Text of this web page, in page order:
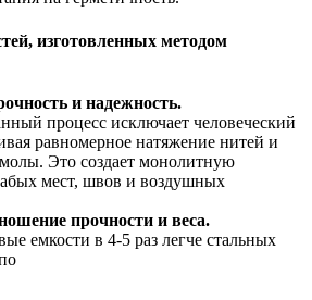
изготовленных методом
и надежность.
процесс исключает человеческий
равномерное натяжение нитей и
Это создает монолитную
мест, швов и воздушных
прочности и веса.
емкости в 4-5 раз легче стальных